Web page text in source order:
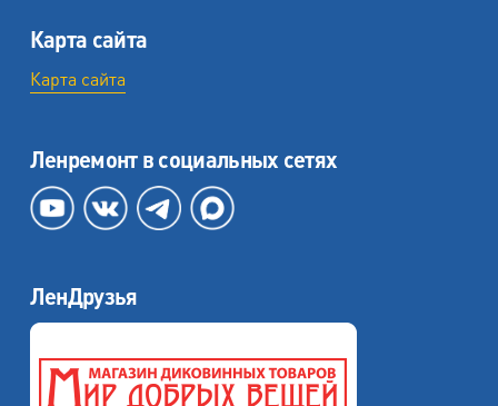
Карта сайта
Карта сайта
Ленремонт в социальных сетях
ЛенДрузья